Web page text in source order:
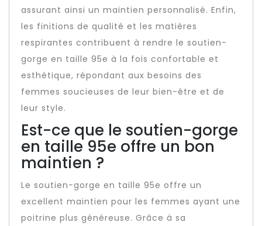
assurant ainsi un maintien personnalisé. Enfin,
les finitions de qualité et les matières
respirantes contribuent à rendre le soutien-
gorge en taille 95e à la fois confortable et
esthétique, répondant aux besoins des
femmes soucieuses de leur bien-être et de
leur style.
Est-ce que le soutien-gorge
en taille 95e offre un bon
maintien ?
Le soutien-gorge en taille 95e offre un
excellent maintien pour les femmes ayant une
poitrine plus généreuse. Grâce à sa